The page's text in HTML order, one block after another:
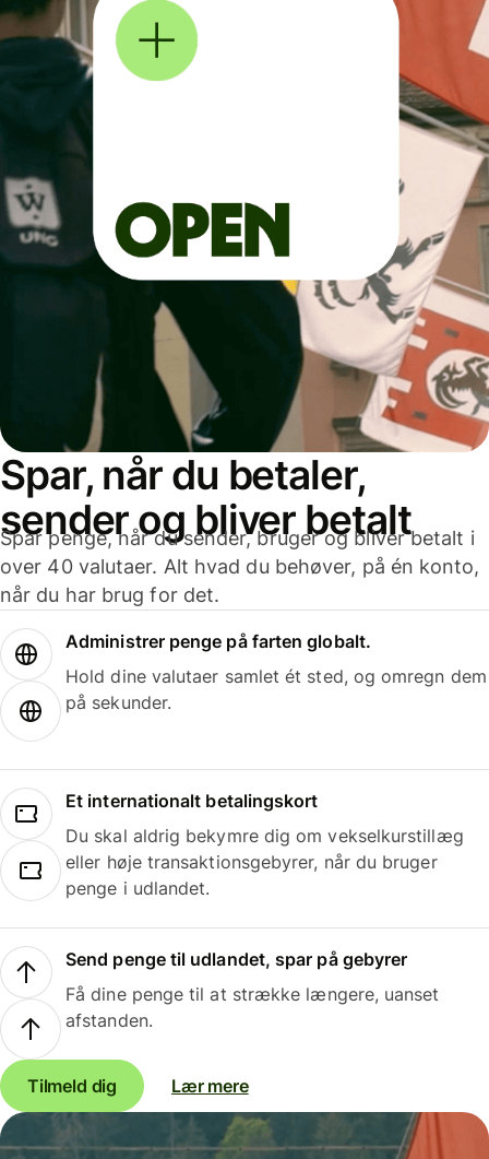
Spar, når du betaler,
sender og bliver betalt
Spar penge, når du sender, bruger og bliver betalt i
over 40 valutaer. Alt hvad du behøver, på én konto,
når du har brug for det.
Administrer penge på farten globalt.
Hold dine valutaer samlet ét sted, og omregn dem
på sekunder.
Et internationalt betalingskort
Du skal aldrig bekymre dig om vekselkurstillæg
eller høje transaktionsgebyrer, når du bruger
penge i udlandet.
Send penge til udlandet, spar på gebyrer
Få dine penge til at strække længere, uanset
afstanden.
Tilmeld dig Lær mere